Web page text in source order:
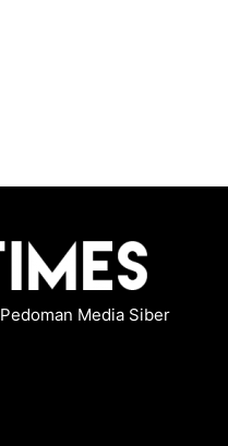
Pedoman Media Siber